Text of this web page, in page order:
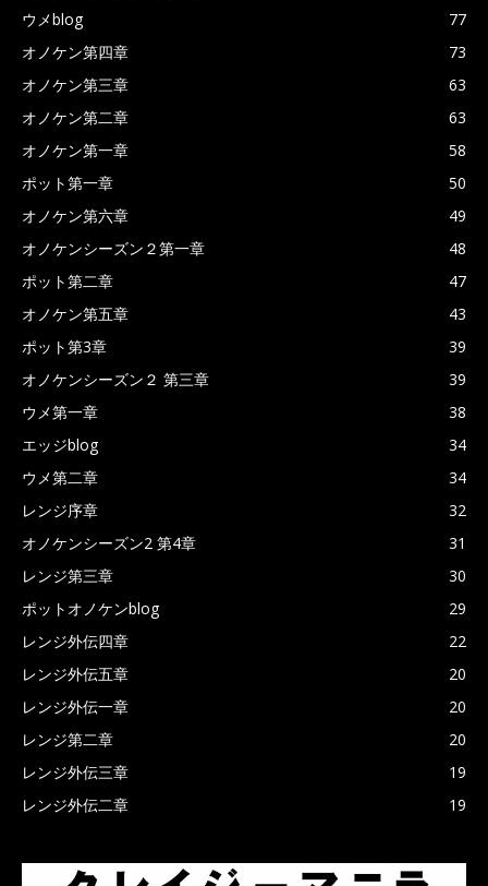
ウメblog
77
オノケン第四章
73
オノケン第三章
63
オノケン第二章
63
オノケン第一章
58
ポット第一章
50
オノケン第六章
49
オノケンシーズン２第一章
48
ポット第二章
47
オノケン第五章
43
ポット第3章
39
オノケンシーズン２ 第三章
39
ウメ第一章
38
エッジblog
34
ウメ第二章
34
レンジ序章
32
オノケンシーズン2 第4章
31
レンジ第三章
30
ポットオノケンblog
29
レンジ外伝四章
22
レンジ外伝五章
20
レンジ外伝一章
20
レンジ第二章
20
レンジ外伝三章
19
レンジ外伝二章
19